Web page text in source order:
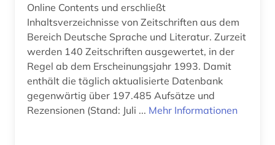
Online Contents und erschließt
Inhaltsverzeichnisse von Zeitschriften aus dem
Bereich Deutsche Sprache und Literatur. Zurzeit
werden 140 Zeitschriften ausgewertet, in der
Regel ab dem Erscheinungsjahr 1993. Damit
enthält die täglich aktualisierte Datenbank
gegenwärtig über 197.485 Aufsätze und
Rezensionen (Stand: Juli ... Mehr Informationen